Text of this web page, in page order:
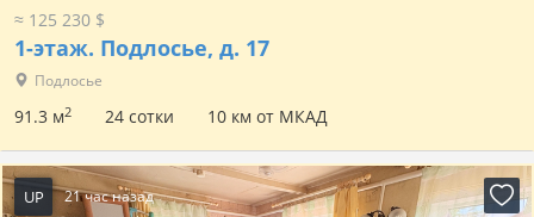
≈ 125 230 $
1-этаж. Подлосье, д. 17
Подлосье
91.3 м2 24 сотки 10 км от МКАД
UP 21 час назад